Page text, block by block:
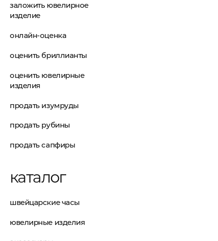
заложить ювелирное
изделие
онлайн-оценка
оценить бриллианты
оценить ювелирные
изделия
продать изумруды
продать рубины
продать сапфиры
каталог
швейцарские часы
ювелирные изделия